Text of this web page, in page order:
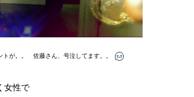
トが。。 佐藤さん、号泣してます。。
女性で